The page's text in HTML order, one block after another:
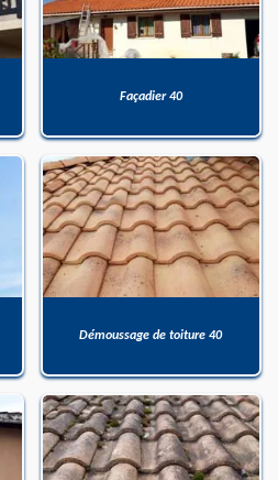
Façadier 40
Démoussage de toiture 40